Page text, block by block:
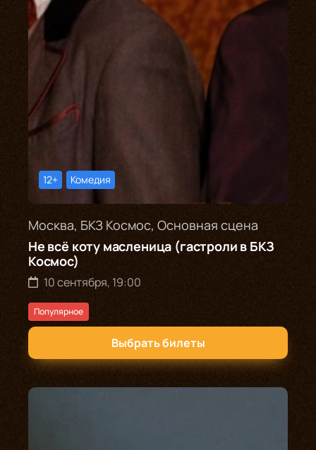
12+ Комедия
Москва, БКЗ Космос, Основная сцена
Не всё коту масленица (гастроли в БКЗ
Космос)
10 сентября, 19:00
Популярное
Выбрать билеты